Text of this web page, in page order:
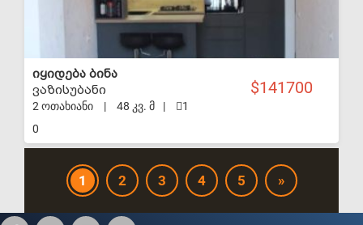
141700
იყიდება ბინა
ვაზისუბანი
2 ოთახიანი | 48 კვ. მ |
1
0
1 2 3 4 5 »